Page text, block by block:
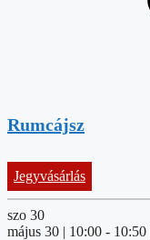
Jegyvásárlás
Rumcájsz
szo 30
május 30 | 10:00 - 10:50